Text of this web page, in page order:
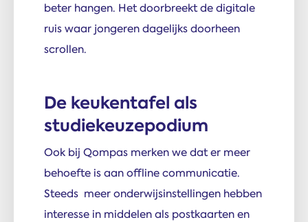
beter hangen. Het doorbreekt de digitale
ruis waar jongeren dagelijks doorheen
scrollen.
De keukentafel als
studiekeuzepodium
Ook bij Qompas merken we dat er meer
behoefte is aan offline communicatie.
Steeds meer onderwijsinstellingen hebben
interesse in middelen als postkaarten en